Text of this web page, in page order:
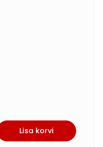
Lisa korvi